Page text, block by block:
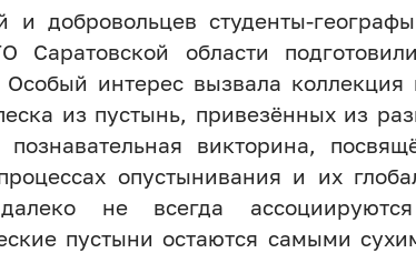
и добровольцев студенты-
Саратовской области
интерес вызвала
из пустынь, привезённых из
познавательная викторина,
опустынивания и их
не всегда
пустыни остаются самыми